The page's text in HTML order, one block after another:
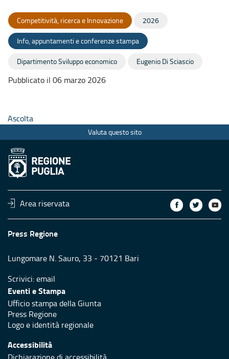
Competitività, ricerca e Innovazione 2026
Info, appuntamenti e conferenze stampa
Dipartimento Sviluppo economico Eugenio Di Sciascio
Pubblicato il 06 marzo 2026
Ascolta
Valuta questo sito
Area riservata
Press Regione
Lungomare N. Sauro, 33 - 70121 Bari
Scrivici:email
Eventi e Stampa
Ufficio stampa della Giunta
Press Regione
Logo e identità regionale
Accessibilità